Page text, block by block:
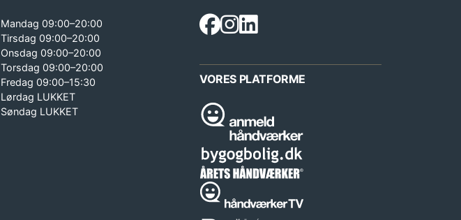
Mandag 09:00–20:00
Tirsdag 09:00–20:00
Onsdag 09:00–20:00
Torsdag 09:00–20:00
Fredag 09:00–15:30
Lørdag LUKKET
Søndag LUKKET
VORES PLATFORME